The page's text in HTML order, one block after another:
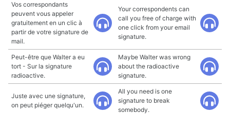
Vos correspondants
peuvent vous appeler
gratuitement en un clic à
partir de votre signature de
mail.
Your correspondents can
call you free of charge with
one click from your email
signature.
Peut-être que Walter a eu
tort - Sur la signature
radioactive.
Maybe Walter was wrong
about the radioactive
signature.
Juste avec une signature,
on peut piéger quelqu'un.
All you need is one
signature to break
somebody.